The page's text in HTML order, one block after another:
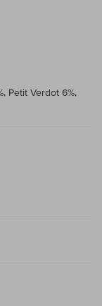
Petit Verdot 6%,